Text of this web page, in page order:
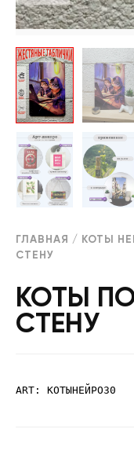
ГЛАВНАЯ / КОТЫ
СТЕНУ
КОТЫ
СТЕНУ
ART: КОТЫНЕЙРО30